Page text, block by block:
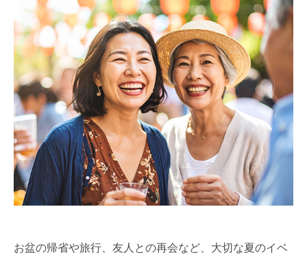
お盆の帰省や旅行、友人との再会など、大切な夏のイベ